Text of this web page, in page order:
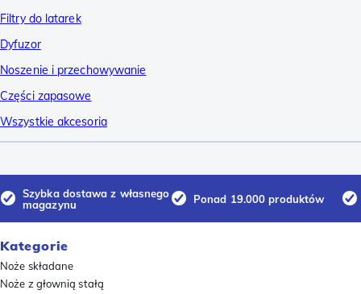
Filtry do latarek
Dyfuzor
Noszenie i przechowywanie
Części zapasowe
Wszystkie akcesoria
Szybka dostawa z własnego
magazynu
Ponad 19.000 produktów
Kategorie
Noże składane
Noże z głownią stałą